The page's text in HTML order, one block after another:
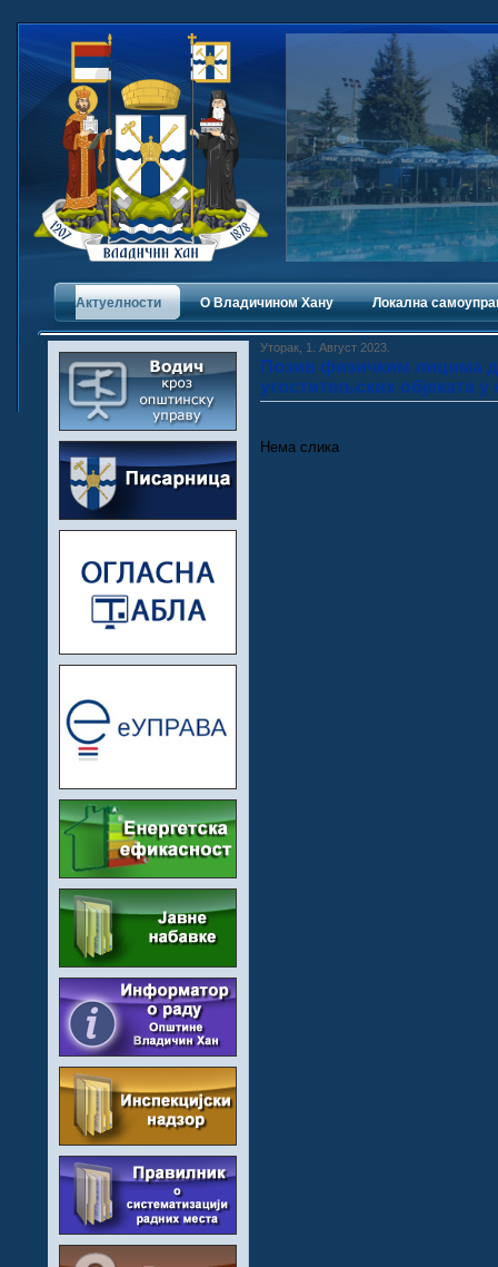
Актуелности О Владичинoм Хану Локална
Уторак, 1. Август 2023.
Позив физичким лицима
угоститељских објеката у
Нема слика